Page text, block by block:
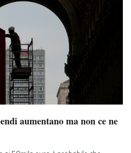
aumentano ma non ce ne